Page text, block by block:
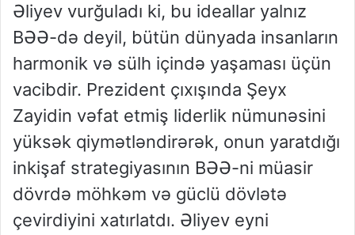
Əliyev vurğuladı ki, bu ideallar yalnız
BƏƏ-də deyil, bütün dünyada insanların
harmonik və sülh içində yaşaması üçün
vacibdir. Prezident çıxışında Şeyx
Zayidin vəfat etmiş liderlik nümunəsini
yüksək qiymətləndirərək, onun yaratdığı
inkişaf strategiyasının BƏƏ-ni müasir
dövrdə möhkəm və güclü dövlətə
çevirdiyini xatırlatdı. Əliyev eyni